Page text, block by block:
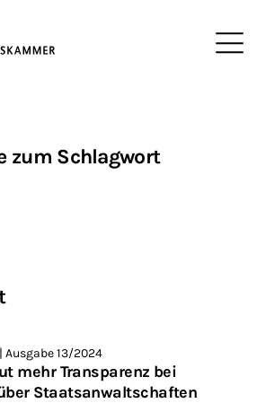
zum Schlagwort
13/2024
mehr Transparenz bei
Staatsanwaltschaften